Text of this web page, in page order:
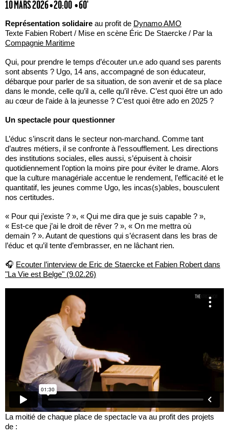
10 MARS 2026 • 20:00 • 60'
Représentation solidaire au profit de Dynamo AMO
Texte Fabien Robert / Mise en scène Éric De Staercke / Par la
Compagnie Maritime
Qui, pour prendre le temps d’écouter un.e ado quand ses parents
sont absents ? Ugo, 14 ans, accompagné de son éducateur,
débarque pour parler de sa situation, de son avenir et de sa place
dans le monde, celle qu’il a, celle qu’il rêve. C’est quoi être un ado
au cœur de l’aide à la jeunesse ? C’est quoi être ado en 2025 ?
Un spectacle pour questionner
L’éduc s’inscrit dans le secteur non-marchand. Comme tant
d’autres métiers, il se confronte à l’essoufflement. Les directions
des institutions sociales, elles aussi, s’épuisent à choisir
quotidiennement l’option la moins pire pour éviter le drame. Alors
que la culture managériale accentue le rendement, l’efficacité et le
quantitatif, les jeunes comme Ugo, les incas(s)ables, bousculent
nos certitudes.
« Pour qui j’existe ? », « Qui me dira que je suis capable ? »,
« Est-ce que j’ai le droit de rêver ? », « On me mettra où
demain ? ». Autant de questions qui s’écrasent dans les bras de
l’éduc et qu’il tente d’embrasser, en ne lâchant rien.
🎧 Ecouter l’interview de Eric de Staercke et Fabien Robert dans
"La Vie est Belge" (9.02.26)
La moitié de chaque place de spectacle va au profit des projets
de :